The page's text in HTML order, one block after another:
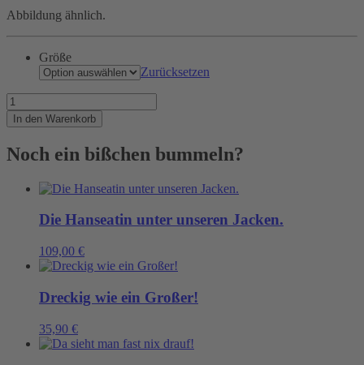
Abbildung ähnlich.
Größe
Zurücksetzen
So
sexy
kann
sein!
In den Warenkorb
Noch ein bißchen bummeln?
Die Hanseatin unter unseren Jacken.
109,00 €
Dreckig wie ein Großer!
35,90 €